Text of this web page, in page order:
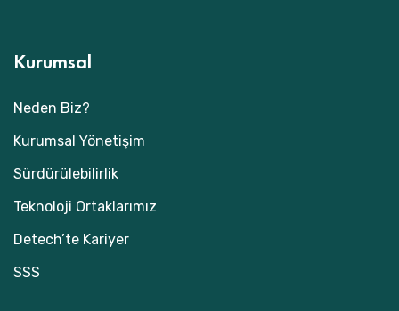
Kurumsal
Neden Biz?
Kurumsal Yönetişim
Sürdürülebilirlik
Teknoloji Ortaklarımız
Detech’te Kariyer
SSS